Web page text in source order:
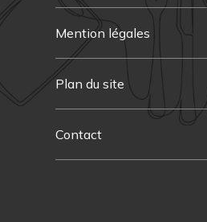
Mention légales
Plan du site
Contact